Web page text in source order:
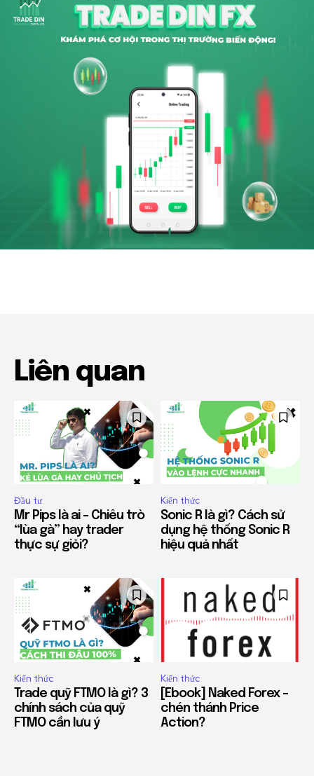
Liên quan
Đầu tư
Mr Pips là ai – Chiêu trò
“lùa gà” hay trader
thực sự giỏi?
Kiến thức
Sonic R là gì? Cách sử
dụng hệ thống Sonic R
hiệu quả nhất
Kiến thức
Trade quỹ FTMO là gì? 3
chính sách của quỹ
FTMO cần lưu ý
Kiến thức
[Ebook] Naked Forex –
chén thánh Price
Action?